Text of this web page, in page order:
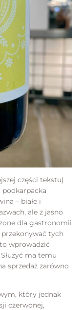
części tekstu)
– białe i
ale z jasno
dla gastronomii
tych
wprowadzić
ma temu
sprzedaż zarówno
który jednak
czerwonej,